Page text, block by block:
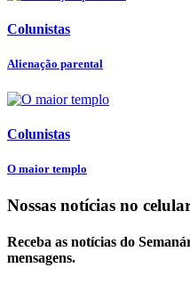
Colunistas
Alienação parental
Colunistas
O maior templo
Nossas notícias no
Receba as notícias do
mensagens.